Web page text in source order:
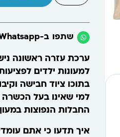
שתפו ב-Whatsapp
ערכת עזרה ראשונה
למעונות ילדים
בתוכו ציוד חבישה
למי שאינו בעל הכשרה
החבלות הנפוצות
איך תדעו כי אתם